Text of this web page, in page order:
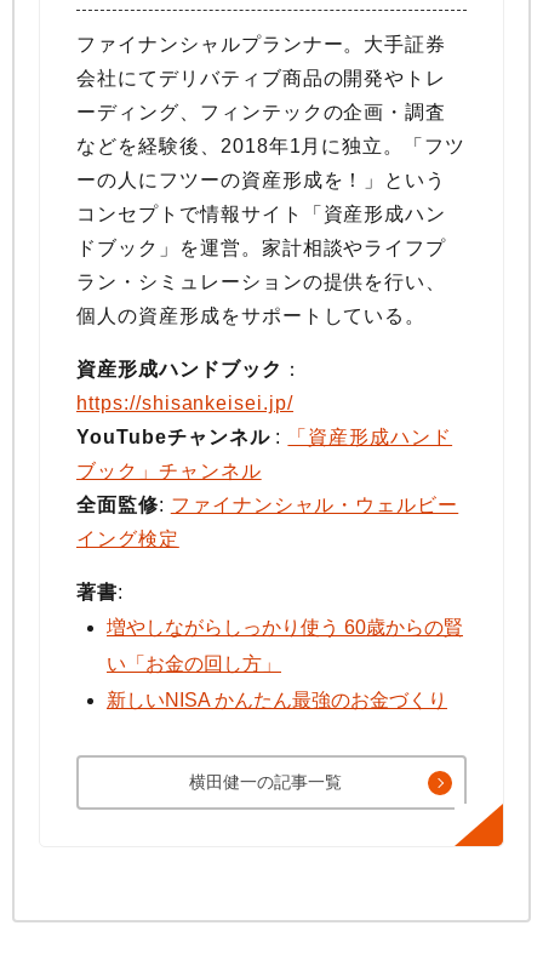
ファイナンシャルプランナー。大手証券
会社にてデリバティブ商品の開発やトレ
ーディング、フィンテックの企画・調査
などを経験後、2018年1月に独立。「フツ
ーの人にフツーの資産形成を！」という
コンセプトで情報サイト「資産形成ハン
ドブック」を運営。家計相談やライフプ
ラン・シミュレーションの提供を行い、
個人の資産形成をサポートしている。
資産形成ハンドブック ：
https://shisankeisei.jp/
YouTubeチャンネル:
「資産形成ハンド
ブック」チャンネル
全面監修: ファイナンシャル・ウェルビー
イング検定
著書:
増やしながらしっかり使う 60歳からの賢
い「お金の回し方」
新しいNISA かんたん最強のお金づくり
横田健一の記事一覧